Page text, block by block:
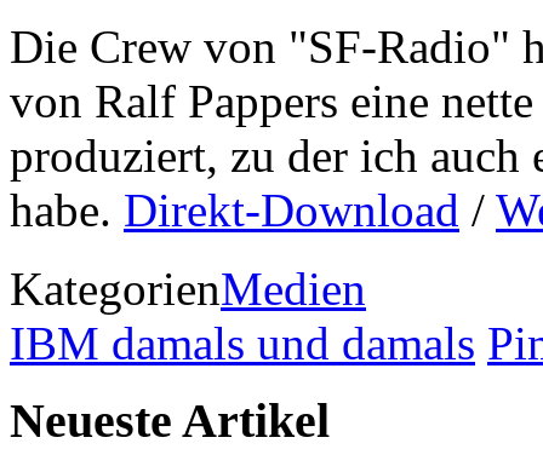
Die Crew von "SF-Radio"
von Ralf Pappers eine
produziert, zu der ich auch
habe. Direkt-Download /
KategorienMedien
IBM damals und damals
Neueste Artikel